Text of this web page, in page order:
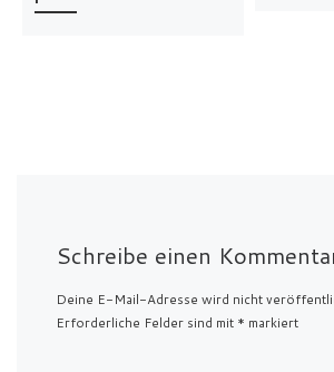
Schreibe einen
Deine E-Mail-Adresse wird nicht
Erforderliche Felder sind mit * markiert